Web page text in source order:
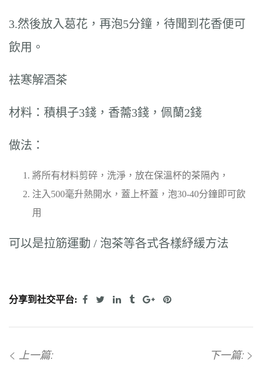
3.然後放入葛花，再泡5分鐘，待聞到花香便可
飲用。
袪寒解酒茶
材料：積椇子3錢，香薷3錢，佩蘭2錢
做法：
將所有材料剪碎，洗淨，放在保溫杯的茶隔內，
注入500毫升熱開水，蓋上杯蓋，泡30-40分鐘即可飲
用
可以是拉筋運動 / 泡茶等各式各樣紓緩方法
分享到社交平台:
上一篇: 下一篇: